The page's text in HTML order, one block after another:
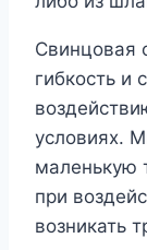
Свинцовая
гибкость и
условиях.
маленькую
при
возникать